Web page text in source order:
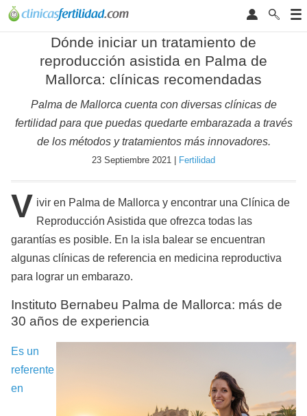
Dónde iniciar un tratamiento de
reproducción asistida en Palma de
Mallorca: clínicas recomendadas
Palma de Mallorca cuenta con diversas clínicas de
fertilidad para que puedas quedarte embarazada a través
de los métodos y tratamientos más innovadores.
23 Septiembre 2021 | Fertilidad
V ivir en Palma de Mallorca y encontrar una Clínica de
Reproducción Asistida que ofrezca todas las
garantías es posible. En la isla balear se encuentran
algunas clínicas de referencia en medicina reproductiva
para lograr un embarazo.
Instituto Bernabeu Palma de Mallorca: más de
30 años de experiencia
Es un
referente
en